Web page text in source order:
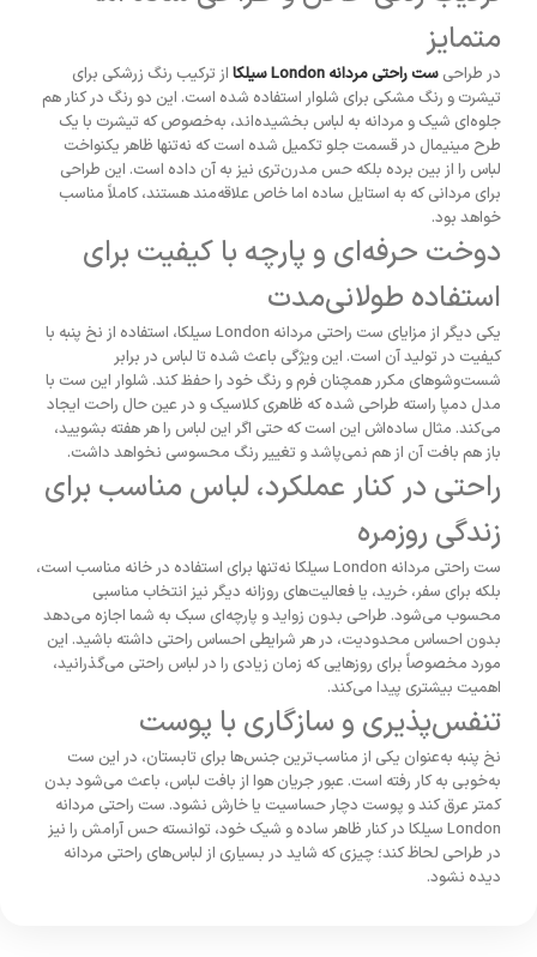
متمایز
در طراحی ست راحتی مردانه London سیلکا
از ترکیب رنگ زرشکی برای
تیشرت و رنگ مشکی برای شلوار استفاده شده است. این دو رنگ در کنار هم
جلوه‌ای شیک و مردانه به لباس بخشیده‌اند، به‌خصوص که تیشرت با یک
طرح مینیمال در قسمت جلو تکمیل شده است که نه‌تنها ظاهر یکنواخت
لباس را از بین برده بلکه حس مدرن‌تری نیز به آن داده است. این طراحی
برای مردانی که به استایل ساده اما خاص علاقه‌مند هستند، کاملاً مناسب
خواهد بود.
دوخت حرفه‌ای و پارچه با کیفیت برای
استفاده طولانی‌مدت
یکی دیگر از مزایای ست راحتی مردانه London سیلکا، استفاده از نخ پنبه با
کیفیت در تولید آن است. این ویژگی باعث شده تا لباس در برابر
شست‌وشوهای مکرر همچنان فرم و رنگ خود را حفظ کند. شلوار این ست با
مدل دمپا راسته طراحی شده که ظاهری کلاسیک و در عین حال راحت ایجاد
می‌کند. مثال ساده‌اش این است که حتی اگر این لباس را هر هفته بشویید،
باز هم بافت آن از هم نمی‌پاشد و تغییر رنگ محسوسی نخواهد داشت.
راحتی در کنار عملکرد، لباس مناسب برای
زندگی روزمره
ست راحتی مردانه London سیلکا نه‌تنها برای استفاده در خانه مناسب است،
بلکه برای سفر، خرید، یا فعالیت‌های روزانه دیگر نیز انتخاب مناسبی
محسوب می‌شود. طراحی بدون زواید و پارچه‌ای سبک به شما اجازه می‌دهد
بدون احساس محدودیت، در هر شرایطی احساس راحتی داشته باشید. این
مورد مخصوصاً برای روزهایی که زمان زیادی را در لباس راحتی می‌گذرانید،
اهمیت بیشتری پیدا می‌کند.
تنفس‌پذیری و سازگاری با پوست
نخ پنبه به‌عنوان یکی از مناسب‌ترین جنس‌ها برای تابستان، در این ست
به‌خوبی به کار رفته است. عبور جریان هوا از بافت لباس، باعث می‌شود بدن
کمتر عرق کند و پوست دچار حساسیت یا خارش نشود. ست راحتی مردانه
London سیلکا در کنار ظاهر ساده و شیک خود، توانسته حس آرامش را نیز
در طراحی لحاظ کند؛ چیزی که شاید در بسیاری از لباس‌های راحتی مردانه
دیده نشود.